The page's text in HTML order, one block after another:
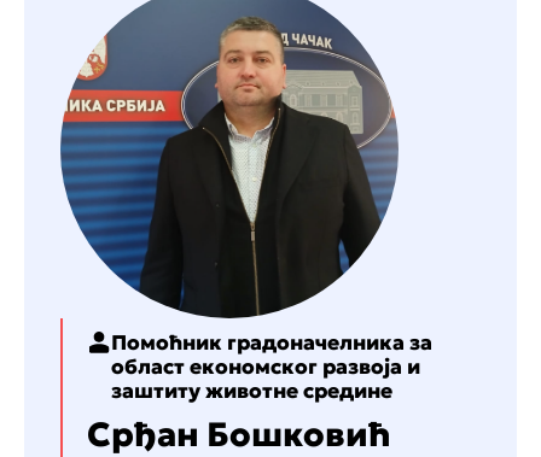
Помоћник градоначелника за
област економског развоја и
заштиту животне средине
Срђан Бошковић